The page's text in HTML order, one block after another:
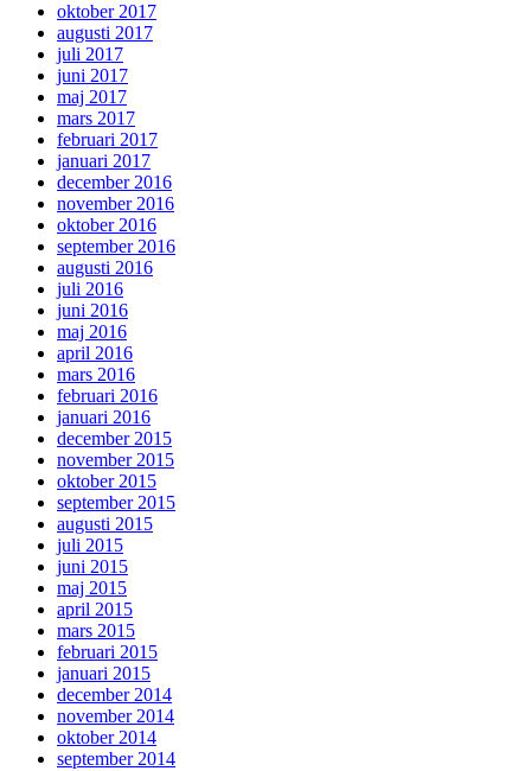
oktober 2017
augusti 2017
juli 2017
juni 2017
maj 2017
mars 2017
februari 2017
januari 2017
december 2016
november 2016
oktober 2016
september 2016
augusti 2016
juli 2016
juni 2016
maj 2016
april 2016
mars 2016
februari 2016
januari 2016
december 2015
november 2015
oktober 2015
september 2015
augusti 2015
juli 2015
juni 2015
maj 2015
april 2015
mars 2015
februari 2015
januari 2015
december 2014
november 2014
oktober 2014
september 2014